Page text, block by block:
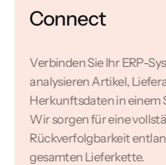
Connect
Verbinden Sie Ihr ERP-
analysieren Artikel,
Herkunftsdaten in einem
Wir sorgen für eine
Rückverfolgbarkeit
gesamten Lieferkette.